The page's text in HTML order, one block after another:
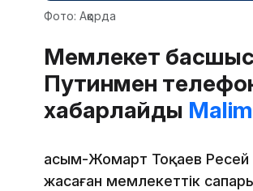
Фото: Ақорда
Мемлекет
Путинмен
хабарлайды
Қасым-Жомарт Тоқаев Ресей
жасаған мемлекеттік